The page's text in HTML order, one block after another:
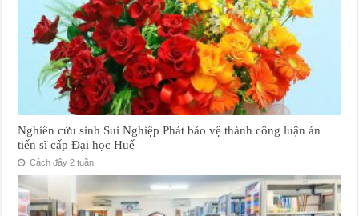
Nghiên cứu sinh Sui Nghiệp Phát bảo vệ thành công luận án
tiến sĩ cấp Đại học Huế
Cách đây 2 tuần